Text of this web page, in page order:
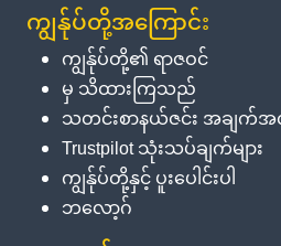
ကျွန်ုပ်တို့အကြောင်း
ကျွန်ုပ်တို့၏ ရာဇဝင်
မှ သိထားကြသည်
သတင်းစာနယ်ဇင်း အချက်အ
Trustpilot သုံးသပ်ချက်များ
ကျွန်ုပ်တို့နှင့် ပူးပေါင်းပါ
ဘလော့ဂ်